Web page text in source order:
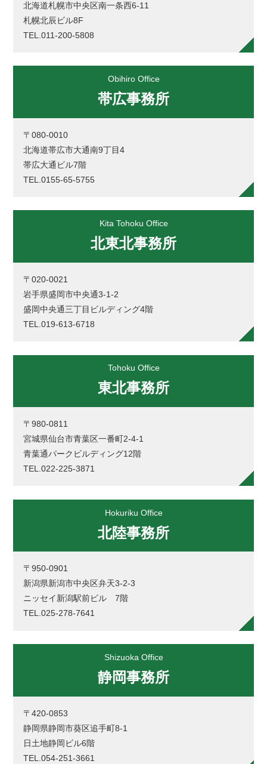
北海道札幌市中央区南一条西6-11
札幌北辰ビル8F
TEL.011-200-5808
Obihiro Office
帯広事務所
〒080-0010
北海道帯広市大通南9丁目4
帯広大通ビル7階
TEL.0155-65-5755
Kita Tohoku Office
北東北事務所
〒020-0021
岩手県盛岡市中央通3-1-2
盛岡中央通三丁目ビルディング4階
TEL.019-613-6718
Tohoku Office
東北事務所
〒980-0811
宮城県仙台市青葉区一番町2-4-1
青葉通パークビルディング12階
TEL.022-225-3871
Hokuriku Office
北陸事務所
〒950-0901
新潟県新潟市中央区弁天3-2-3
ニッセイ新潟駅前ビル 7階
TEL.025-278-7641
Shizuoka Office
静岡事務所
〒420-0853
静岡県静岡市葵区追手町8-1
日土地静岡ビル6階
TEL.054-251-3661